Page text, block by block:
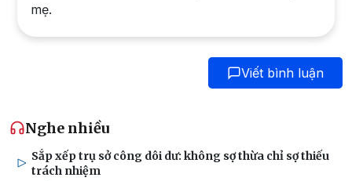
mẹ.
Viết bình luận
Nghe nhiều
Sắp xếp trụ sở công dôi dư: không sợ thừa chỉ sợ thiếu
trách nhiệm